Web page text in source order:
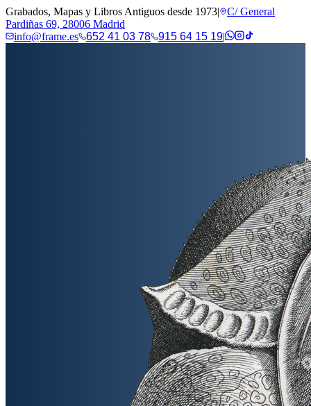
Grabados, Mapas y Libros Antiguos desde 1973|
C/ General
Pardiñas 69, 28006 Madrid
info@frame.es
652 41 03 78 915 64 15 19|